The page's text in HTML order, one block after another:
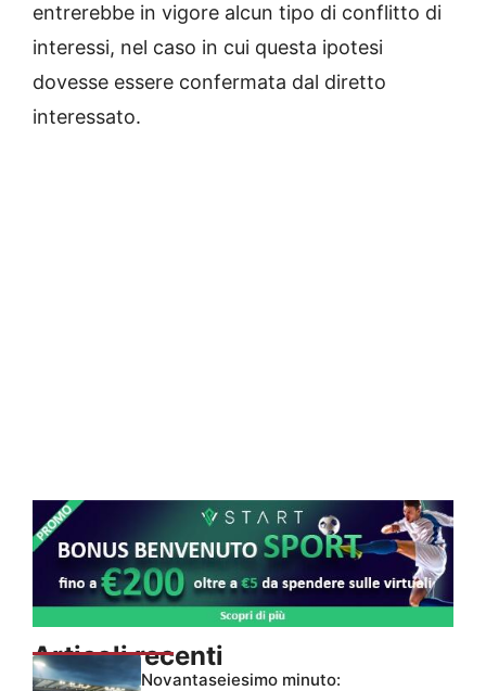
entrerebbe in vigore alcun tipo di conflitto di
interessi, nel caso in cui questa ipotesi
dovesse essere confermata dal diretto
interessato.
Articoli recenti
Novantaseiesimo minuto: